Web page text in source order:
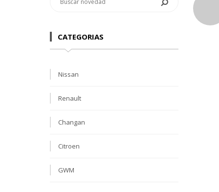
CATEGORIAS
Nissan
Renault
Changan
Citroen
GWM